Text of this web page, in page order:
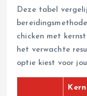
Deze tabel
chicken met
het verwachte
optie kiest voor